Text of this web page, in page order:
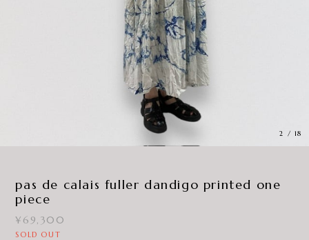
3 / 18
pas de calais fuller dandigo printed one
piece
¥69,300
SOLD OUT